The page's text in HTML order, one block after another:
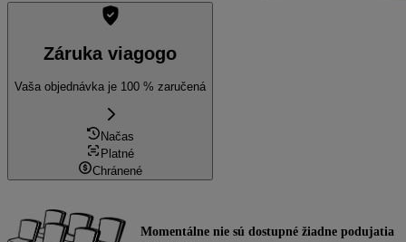
Záruka viagogo
Vaša objednávka je 100 % zaručená
Načas
Platné
Chránené
Momentálne nie sú dostupné žiadne podujatia